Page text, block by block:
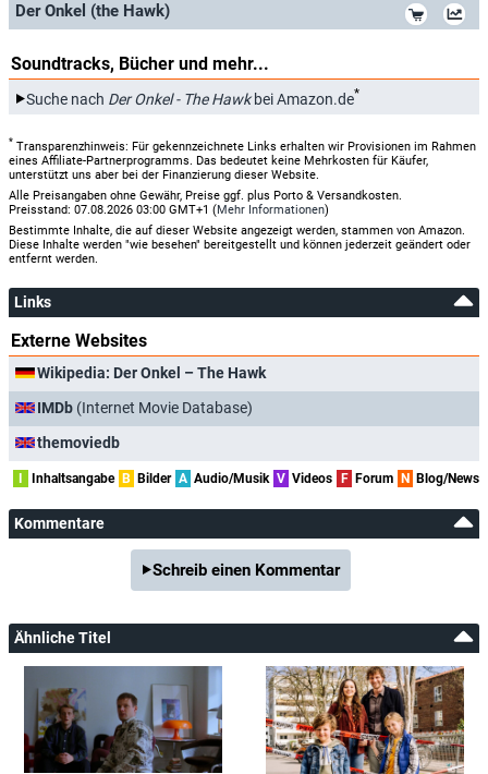
Der Onkel (the Hawk)
Soundtracks, Bücher und mehr...
Suche nach Der Onkel - The Hawkbei Amazon.de*
* Transparenzhinweis: Für gekennzeichnete Links erhalten wir Provisionen im Rahmen
eines Affiliate-Partnerprogramms. Das bedeutet keine Mehrkosten für Käufer,
unterstützt uns aber bei der Finanzierung dieser Website.
Alle Preisangaben ohne Gewähr, Preise ggf. plus Porto & Versandkosten.
Preisstand: 07.08.2026 03:00 GMT+1 (Mehr Informationen)
Bestimmte Inhalte, die auf dieser Website angezeigt werden, stammen von Amazon.
Diese Inhalte werden "wie besehen" bereitgestellt und können jederzeit geändert oder
entfernt werden.
Links
Externe Websites
Wikipedia: Der Onkel – The Hawk
IMDb (Internet Movie Database)
themoviedb
I Inhaltsangabe B Bilder A Audio/Musik V Videos F Forum N Blog/News
Kommentare
Schreib einen Kommentar
Ähnliche Titel